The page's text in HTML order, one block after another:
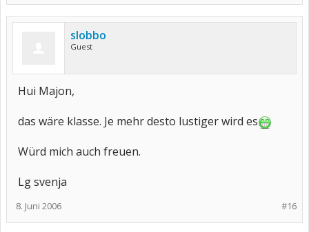
slobbo
Guest
Hui Majon,
das wäre klasse. Je mehr desto lustiger wird es
Würd mich auch freuen.
Lg svenja
#16
8. Juni 2006